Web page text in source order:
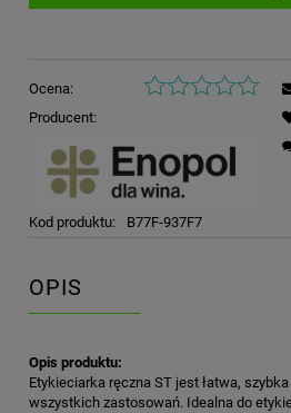
Ocena:
Producent:
Kod produktu: B77F-937F7
OPIS
Opis produktu:
Etykieciarka ręczna ST jest łatwa,
wszystkich zastosowań. Idealna do